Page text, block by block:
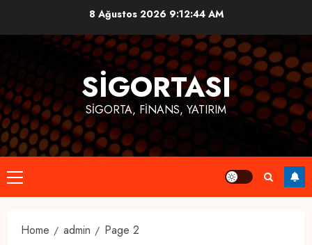
8 Ağustos 2026 9:12:45 AM
SIGORTASI
SIGORTA, FINANS, YATIRIM
Primary
Menu
Home admin Page 2